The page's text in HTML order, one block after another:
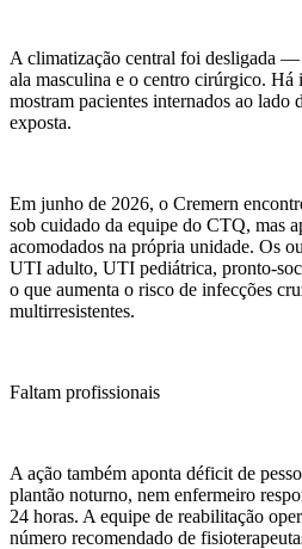
A climatização central foi desligada —
ala masculina e o centro cirúrgico. Há
mostram pacientes internados ao lado
exposta.
Em junho de 2026, o Cremern
sob cuidado da equipe do CTQ, mas
acomodados na própria unidade. Os
UTI adulto, UTI pediátrica, pronto-
o que aumenta o risco de infecções
multirresistentes.
Faltam profissionais
A ação também aponta déficit de
plantão noturno, nem enfermeiro
24 horas. A equipe de reabilitação
número recomendado de